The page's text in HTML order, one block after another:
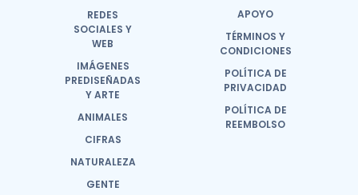
REDES
SOCIALES Y
WEB
IMÁGENES
PREDISEÑADAS
Y ARTE
ANIMALES
CIFRAS
NATURALEZA
GENTE
APOYO
TÉRMINOS Y
CONDICIONES
POLÍTICA DE
PRIVACIDAD
POLÍTICA DE
REEMBOLSO